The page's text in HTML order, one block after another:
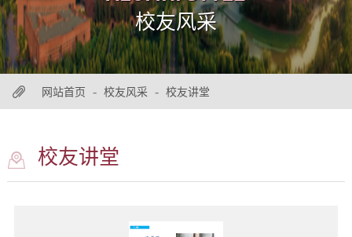
校友风采
网站首页 - 校友风采 - 校友讲堂
校友讲堂